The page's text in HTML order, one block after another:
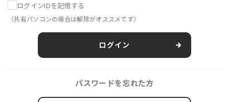
ログインIDを記憶する
（共有パソコンの場合は解除がオススメです）
ログイン
パスワードを忘れた方